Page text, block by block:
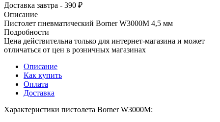
Доставка завтра - 390 ₽
Описание
Пистолет пневматический Borner W3000M 4,5 мм
Подробности
Цена действительна только для интернет-магазина и может
отличаться от цен в розничных магазинах
Описание
Как купить
Оплата
Доставка
Характеристики пистолета Borner W3000M: